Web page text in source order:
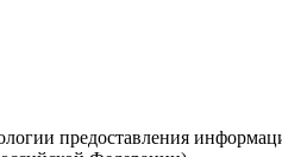
предоставления